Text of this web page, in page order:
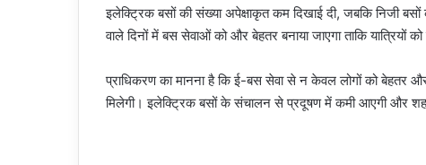
इलेक्ट्रिक बसों की संख्या अपेक्षाकृत कम दिखाई दी, जबकि निजी
वाले दिनों में बस सेवाओं को और बेहतर बनाया जाएगा ताकि यात्रियों
प्राधिकरण का मानना है कि ई-बस सेवा से न केवल लोगों को बेहतर और
मिलेगी। इलेक्ट्रिक बसों के संचालन से प्रदूषण में कमी आएगी और शहर